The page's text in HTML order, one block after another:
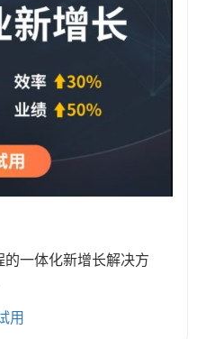
一体化新增长解决方
用